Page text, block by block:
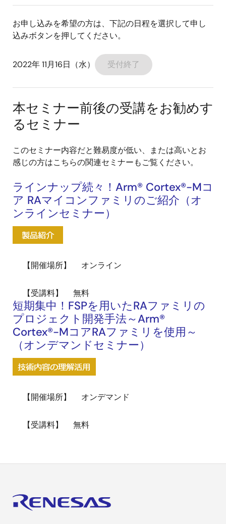
お申し込みを希望の方は、下記の日程を選択して申し
込みボタンを押してください。
2022年 11月16日（水） 受付終了
本セミナー前後の受講をお勧めす
るセミナー
このセミナー内容だと難易度が低い、または高いとお
感じの方はこちらの関連セミナーもご覧ください。
ラインナップ続々！Arm® Cortex®-Mコ
ア RAマイコンファミリのご紹介（オ
ンラインセミナー）
像
【開催場所】
オンライン
【受講料】 無料
短期集中！FSPを用いたRAファミリの
プロジェクト開発手法～Arm®
Cortex®-MコアRAファミリを使用～
（オンデマンドセミナー）
画
像
【開催場所】
オンデマンド
【受講料】 無料